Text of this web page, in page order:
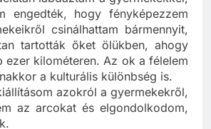
labdáztam a gyermekekkel,
engedték, hogy fényképezzem
csinálhattam bármennyit,
tartották őket ölükben, ahogy
kilométeren. Az ok a félelem
a kulturális különbség is.
azokról a gyermekekről,
az arcokat és elgondolkodom,